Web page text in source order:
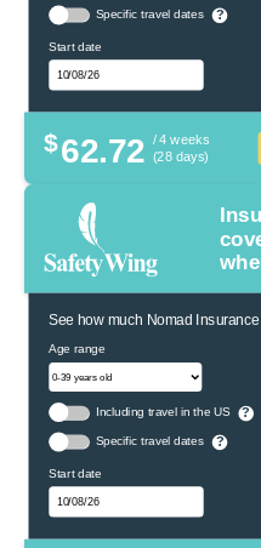
Specific travel dates ?
Start date
$62.72 / 4 weeks
(28 days)
See how much Nomad
Age range
Including travel in the US ?
Specific travel dates ?
Start date